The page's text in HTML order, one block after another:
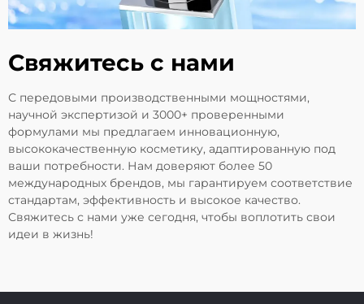
Свяжитесь с нами
С передовыми производственными мощностями,
научной экспертизой и 3000+ проверенными
формулами мы предлагаем инновационную,
высококачественную косметику, адаптированную под
ваши потребности. Нам доверяют более 50
международных брендов, мы гарантируем соответствие
стандартам, эффективность и высокое качество.
Свяжитесь с нами уже сегодня, чтобы воплотить свои
идеи в жизнь!